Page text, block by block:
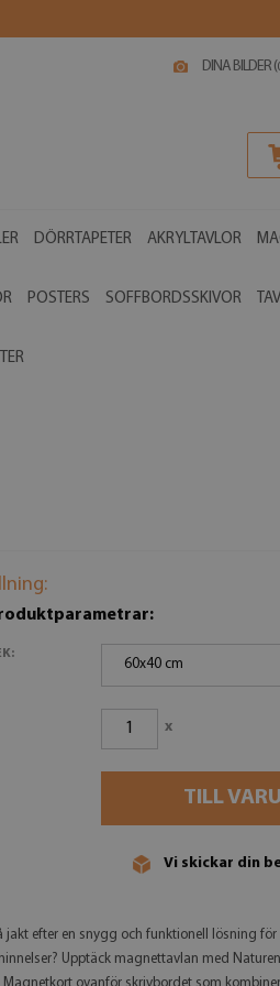
DINA BILDER (
DÖRRTAPETER AKRYLTAVLOR
POSTERS SOFFBORDSSKIVOR
60x40 cm
x
TILL
Vi skickar din
jakt efter en snygg och funktionell lösning
Upptäck magnettavlan med